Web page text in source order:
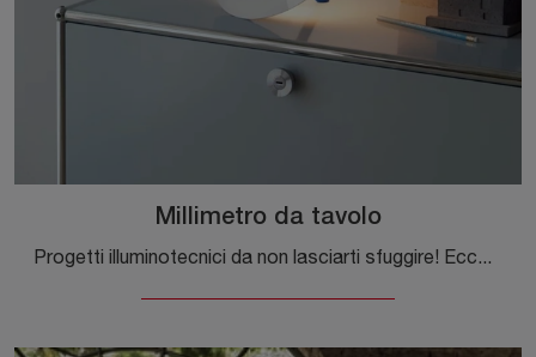
Millimetro da tavolo
Progetti illuminotecnici da non lasciarti sfuggire! Eccoti la lampada da tavolo Millimetro da tavolo di Luceplan.